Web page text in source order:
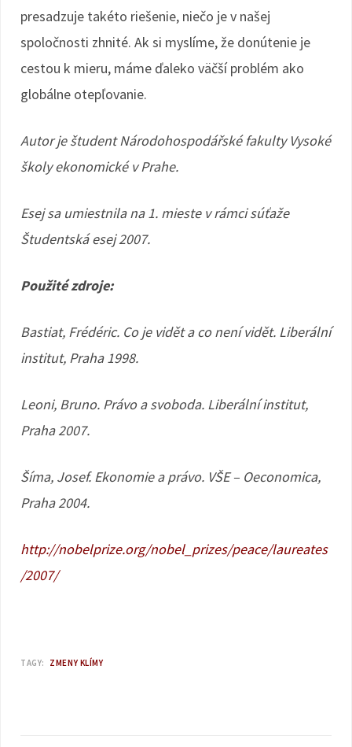
presadzuje takéto riešenie, niečo je v našej
spoločnosti zhnité. Ak si myslíme, že donútenie je
cestou k mieru, máme ďaleko väčší problém ako
globálne otepľovanie.
Autor je študent Národohospodářské fakulty Vysoké
školy ekonomické v Prahe.
Esej sa umiestnila na 1. mieste v rámci súťaže
Študentská esej 2007.
Použité zdroje:
Bastiat, Frédéric. Co je vidět a co není vidět. Liberální
institut, Praha 1998.
Leoni, Bruno. Právo a svoboda. Liberální institut,
Praha 2007.
Šíma, Josef. Ekonomie a právo. VŠE – Oeconomica,
Praha 2004.
http://nobelprize.org/nobel_prizes/peace/laureates
/2007/
TAGY: ZMENY KLÍMY